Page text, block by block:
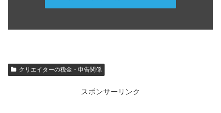
クリエイターの税金・申告関係
スポンサーリンク